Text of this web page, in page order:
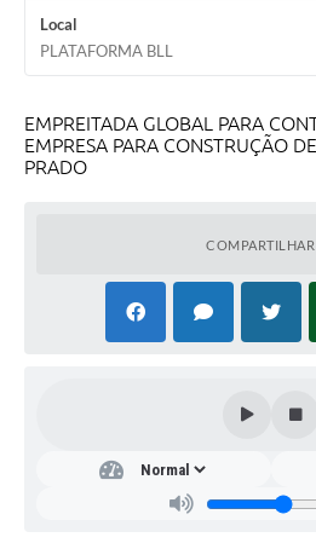
Local
PLATAFORMA BLL
EMPREITADA GLOBAL PARA
EMPRESA PARA CONSTRUÇÃO
PRADO
COMPARTILHAR